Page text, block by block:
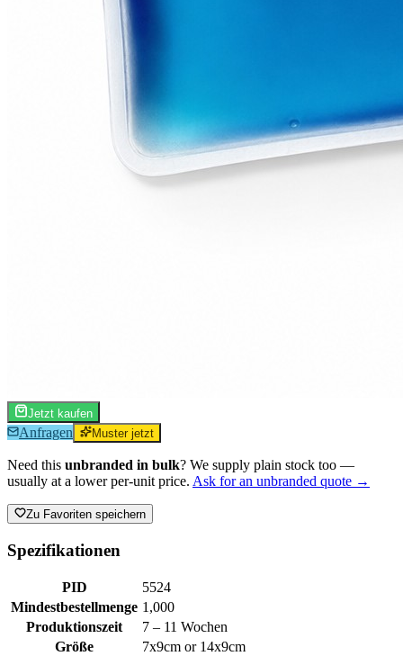
Jetzt kaufen
Anfragen Muster jetzt
Need this unbranded in bulk? We supply plain stock too —
usually at a lower per-unit price. Ask for an unbranded quote →
Zu Favoriten speichern
Spezifikationen
PID
5524
Mindestbestellmenge 1,000
Produktionszeit
7 – 11 Wochen
Größe
7x9cm or 14x9cm